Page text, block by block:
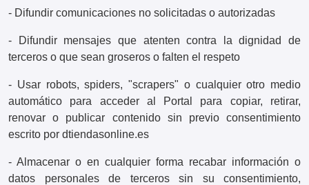
- Difundir comunicaciones no solicitadas o autorizadas
- Difundir mensajes que atenten contra la dignidad de
terceros o que sean groseros o falten el respeto
- Usar robots, spiders, "scrapers" o cualquier otro medio
automático para acceder al Portal para copiar, retirar,
renovar o publicar contenido sin previo consentimiento
escrito por dtiendasonline.es
- Almacenar o en cualquier forma recabar información o
datos personales de terceros sin su consentimiento,